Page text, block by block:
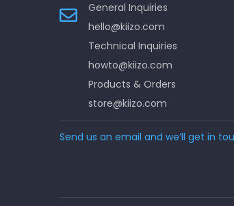
General Inquiries
hello@kiizo.com
Technical Inquiries
howto@kiizo.com
Products & Orders
store@kiizo.com
Send us an email and we’ll get in